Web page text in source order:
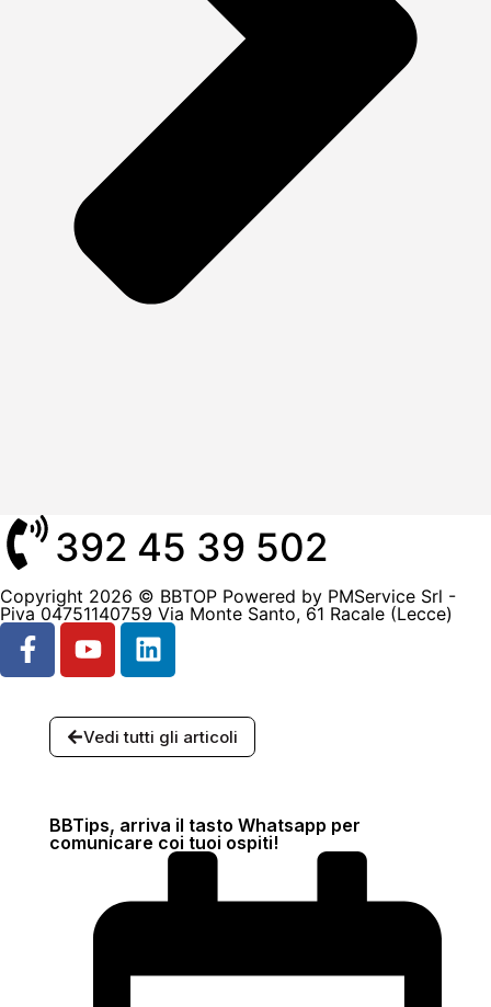
392 45 39 502
Copyright 2026 © BBTOP Powered by PMService Srl -
Piva 04751140759 Via Monte Santo, 61 Racale (Lecce)
Vedi tutti gli articoli
BBTips, arriva il tasto Whatsapp per
comunicare coi tuoi ospiti!